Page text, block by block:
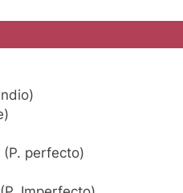
perfecto)